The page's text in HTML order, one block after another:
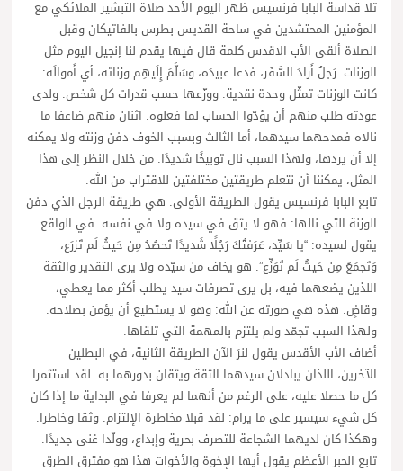
تلا قداسة البابا فرنسيس ظهر اليوم الأحد صلاة التبشير الملائكي مع
المؤمنين المحتشدين في ساحة القديس بطرس بالفاتيكان وقبل
الصلاة ألقى الأب الاقدس كلمة قال فيها يقدم لنا إنجيل اليوم مثل
الوزنات. رَجلٌ أَرادَ السَّفَر، فدعا عبيدَه، وسَلَّمَ إِلَيهِم وزناته، أي أَموالَه:
كانت الوزنات تمثّل وحدة نقدية. ووزّعها حسب قدرات كل شخص. ولدى
عودته طلب منهم أن يؤدّوا الحساب لما فعلوه. اثنان منهم ضاعفا ما
نالاه فمدحهما سيدهما، أما الثالث وبسبب الخوف دفن وزنته ولا يمكنه
إلا أن يردها، ولهذا السبب نال توبيخًا شديدًا. من خلال النظر إلى هذا
المثل، يمكننا أن نتعلم طريقتين مختلفتين للاقتراب من الله.
تابع البابا فرنسيس يقول الطريقة الأولى. هي طريقة الرجل الذي دفن
الوزنة التي نالها: فهو لا يثق في سيده ولا في نفسه. في الواقع
يقول لسيده: “يا سَيِّد، عَرَفتُكَ رَجُلًا شَديدًا تَحصُدُ مِن حَيثُ لَم تَزرَع،
وَتَجمَعُ مِن حَيثُ لَم تُوَزِّع”. هو يخاف من سيّده ولا يرى التقدير والثقة
اللذين يضعهما فيه، بل يرى تصرفات سيد يطلب أكثر مما يعطي،
وقاضٍ. هذه هي صورته عن الله: وهو لا يستطيع أن يؤمن بصلاحه.
ولهذا السبب تجمّد ولم يلتزم بالمهمة التي تلقاها.
أضاف الأب الأقدس يقول لنرَ الآن الطريقة الثانية، في البطلين
الآخرين، اللذان يبادلان سيدهما الثقة ويثقان بدورهما به. لقد استثمرا
كل ما حصلا عليه، على الرغم من أنهما لم يعرفا في البداية ما إذا كان
كل شيء سيسير على ما يرام: لقد قبلا مخاطرة الإلتزام. وثقا وخاطرا.
وهكذا كان لديهما الشجاعة للتصرف بحرية وإبداع، وولّدا غنى جديدًا.
تابع الحبر الأعظم يقول أيها الإخوة والأخوات هذا هو مفترق الطرق